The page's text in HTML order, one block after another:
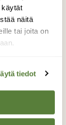
käytät
näitä
tai joita on
tiedot
linjan